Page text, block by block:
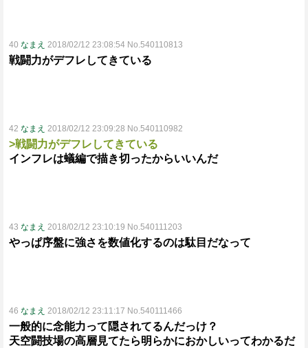
40 なまえ 2018/02/12 23:08:54 No.540110813
戦闘力がデフレしてきている
42 なまえ 2018/02/12 23:09:28 No.540110982
>戦闘力がデフレしてきている
インフレは蟻編で描き切ったからいいんだ
43 なまえ 2018/02/12 23:10:19 No.540111203
やっぱ序盤に強さを数値化するのは駄目だなって
46 なまえ 2018/02/12 23:11:17 No.540111466
一般的に念能力って隠されてるんだっけ？
天空闘技場の高層見てたら明らかにおかしいってわかるだ